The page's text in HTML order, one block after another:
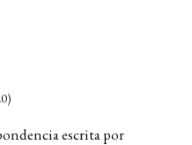
escrita por